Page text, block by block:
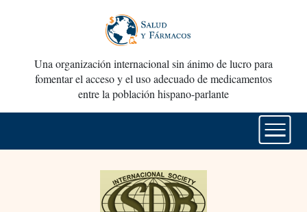
Una organización internacional sin ánimo de lucro para
fomentar el acceso y el uso adecuado de medicamentos
entre la población hispano-parlante